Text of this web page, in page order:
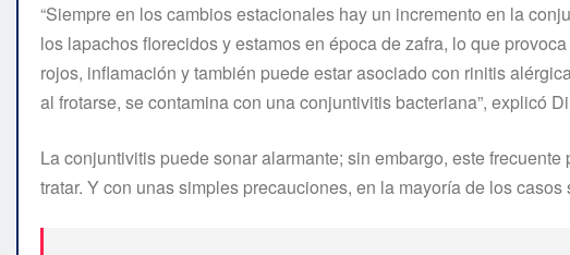
“Siempre en los cambios estacionales hay un incremento en la
los lapachos florecidos y estamos en época de zafra, lo que
rojos, inflamación y también puede estar asociado con rinitis
al frotarse, se contamina con una conjuntivitis bacteriana”, explicó
La conjuntivitis puede sonar alarmante; sin embargo, este
tratar. Y con unas simples precauciones, en la mayoría de los